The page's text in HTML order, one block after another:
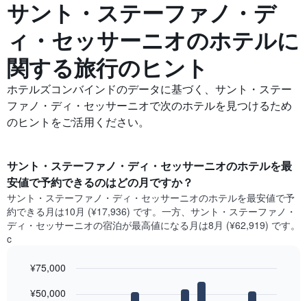
サント・ステーファノ・デ
ィ・セッサーニオの​ホテルに
関する旅行のヒント
ホテルズコンバインドのデータに基づく、サント・ステー
ファノ・ディ・セッサーニオで次のホテルを見つけるため
のヒントをご活用ください。
サント・ステーファノ・ディ・セッサーニオ​のホテルを最
安値で予約できるのはどの月ですか？
サント・ステーファノ・ディ・セッサーニオ​の​ホテルを最安値で予
約できる月は10月 (¥17,936) です。一方、サント・ステーファノ・
ディ・セッサーニオ​の​宿泊が最高値になる月は8月​ (¥62,919) です。
c
chart
graphic.
¥50,000
¥75,000